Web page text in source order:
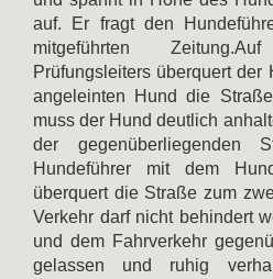
auf. Er fragt den
mitgeführten
Prüfungsleiters überquert der
angeleinten Hund die
muss der Hund deutlich
der gegenüberliegenden
Hundeführer mit dem
überquert die Straße zum
Verkehr darf nicht behindert
und dem Fahrverkehr
gelassen und ruhig